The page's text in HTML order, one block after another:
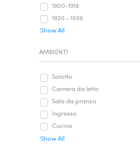
1900-1919
1920 - 1939
Show All
AMBIENTI
Salotto
Camera da letto
Sala da pranzo
Ingresso
Cucina
Show All